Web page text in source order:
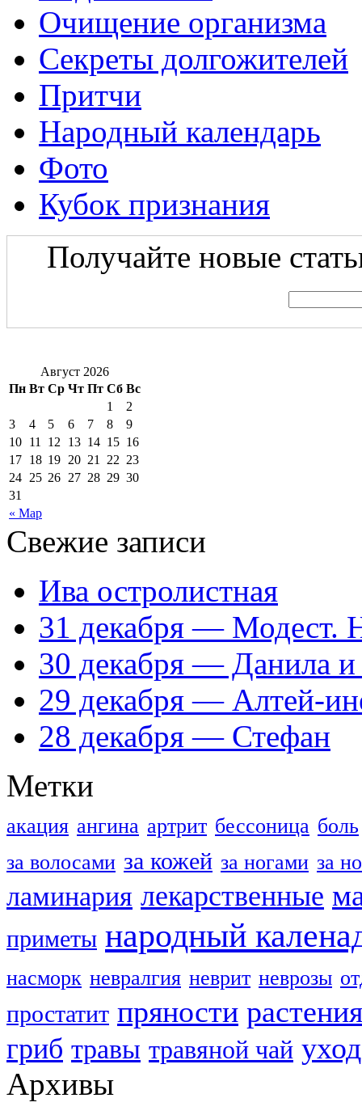
Очищение организма
Секреты долгожителей
Притчи
Народный календарь
Фото
Кубок признания
Получайте новые
Август 2026
Пн Вт Ср Чт Пт Сб Вс
« Мар
1
2
3
4 5 6 7 8
9
10 11 12 13 14 15 16
17 18 19 20 21 22 23
24 25 26 27 28 29 30
31
Свежие записи
Ива остролистная
31 декабря — Модест.
30 декабря — Данила
29 декабря — Алтей-
28 декабря — Стефан
Метки
акация ангина артрит бессоница боль
за волосами за кожей за ногами за
ламинария лекарственные
приметы народный
насморк невралгия неврит неврозы
простатит пряности растения
гриб травы травяной чай уход
Архивы